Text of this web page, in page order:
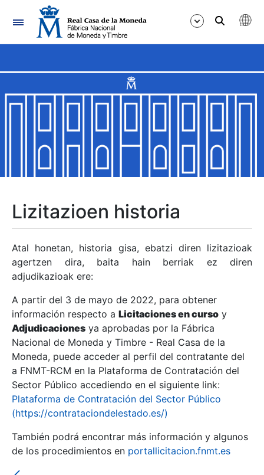
Nabigazioa
Erakutsi/Ezkutatu
Erakutsi/Ezkutatu
Erakutsi/Ezkutatu
Erakutsi/Ezkutatu
Erakutsi/Ezkutatu
Erakutsi/Ezkutatu
Erakutsi/Ezkutatu
Lizitazioen historia
Atal honetan, historia gisa, ebatzi diren lizitazioak
agertzen dira, baita hain berriak ez diren
adjudikazioak ere:
A partir del 3 de mayo de 2022, para obtener
información respecto a Licitaciones en curso y
Adjudicaciones ya aprobadas por la Fábrica
Nacional de Moneda y Timbre - Real Casa de la
Moneda, puede acceder al perfil del contratante del
a FNMT-RCM en la Plataforma de Contratación del
Sector Público accediendo en el siguiente link:
Plataforma de Contratación del Sector Público
(https://contrataciondelestado.es/)
También podrá encontrar más información y algunos
de los procedimientos en portallicitacion.fnmt.es